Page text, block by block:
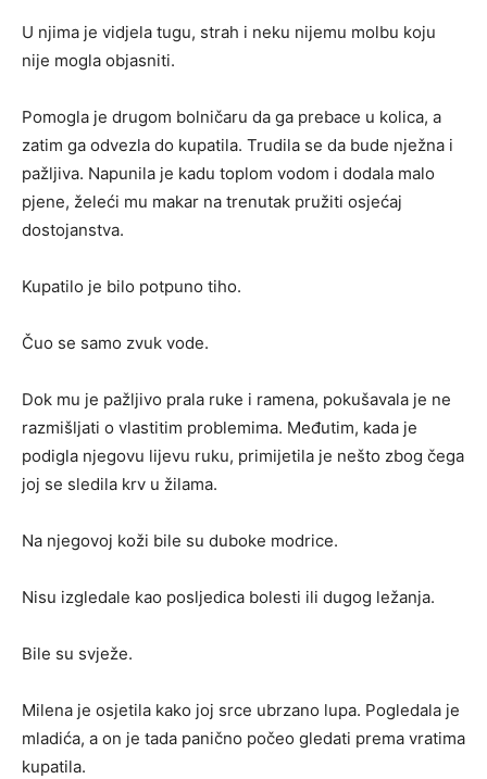
U njima je vidjela tugu, strah i neku nijemu molbu koju
nije mogla objasniti.
Pomogla je drugom bolničaru da ga prebace u kolica, a
zatim ga odvezla do kupatila. Trudila se da bude nježna i
pažljiva. Napunila je kadu toplom vodom i dodala malo
pjene, želeći mu makar na trenutak pružiti osjećaj
dostojanstva.
Kupatilo je bilo potpuno tiho.
Čuo se samo zvuk vode.
Dok mu je pažljivo prala ruke i ramena, pokušavala je ne
razmišljati o vlastitim problemima. Međutim, kada je
podigla njegovu lijevu ruku, primijetila je nešto zbog čega
joj se sledila krv u žilama.
Na njegovoj koži bile su duboke modrice.
Nisu izgledale kao posljedica bolesti ili dugog ležanja.
Bile su svježe.
Milena je osjetila kako joj srce ubrzano lupa. Pogledala je
mladića, a on je tada panično počeo gledati prema vratima
kupatila.